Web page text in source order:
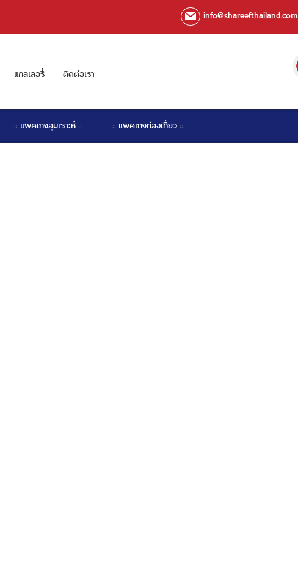
info@shareefthailand.com
แกลเลอรี่ ติดต่อเรา
:: แพคเกจอุมเราะห์ :: :: แพคเกจท่องเที่ยว ::